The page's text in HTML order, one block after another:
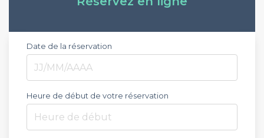
Date de la réservation
Heure de début de votre réservation
Heure de début